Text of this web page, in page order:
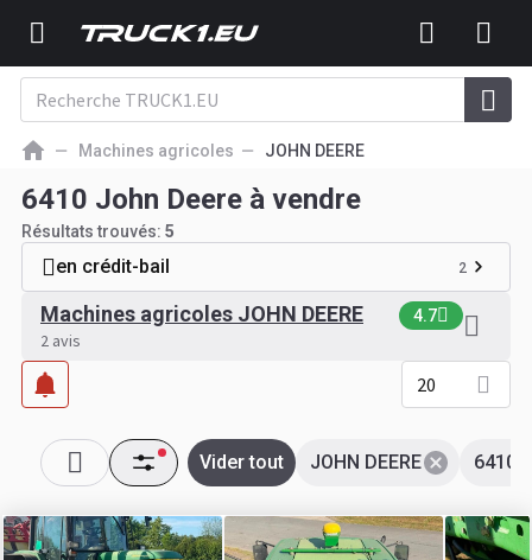
Machines agricoles JOHN DEERE
6410 John Deere à vendre
Résultats trouvés: 5
en crédit-bail 2
Machines agricoles JOHN DEERE 4.7
2 avis
20
6410
JOHN DEERE
Vider tout